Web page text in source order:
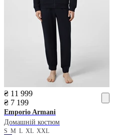
₴ 11 999
₴ 7 199
Emporio Armani
Домашній костюм
S M L XL XXL